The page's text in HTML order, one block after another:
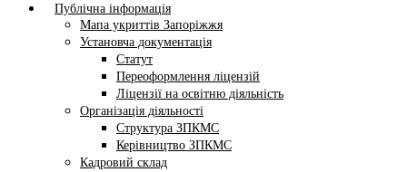
Публічна інформація
Мапа укриттів Запоріжжя
Установча документація
Статут
Переоформлення ліцензій
Ліцензії на освітню діяльність
Організація діяльності
Структура ЗПКМС
Керівництво ЗПКМС
Кадровий склад